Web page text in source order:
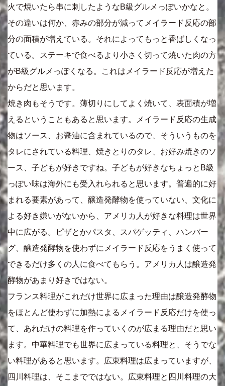
火で焼いたら串に刺したようなB級グルメっぽいかなと。
その違いは何か、赤みの部分が減ってメイラード反応の部
分の面積が増えている。それによってもっと香ばしくなっ
ている。ステーキで食べるより小さく切って焼いた肉の方
がB級グルメっぽくなる。これはメイラード反応が増えた
からだと思います。
焼き肉もそうです。薄切りにしてよく焼いて、表面積が増
えるということもあると思います。メイラード反応の生成
物はソース、お醤油に含まれているので、そういうものを
タレにされている料理、焼きとりのタレ、お好み焼きのソ
ース、子どもが好きですね。子どもが好きなちょっとB級
っぽい味は海外にも受入れられると思います。普遍的に好
まれる要素があって、醸造発酵物を使っていない、文化に
よる好き嫌いがないから、アメリカ人が好きな料理は世界
中に広がる。ピザとかパスタ、スパゲッティ、ハンバー
グ、醸造発酵物を使わずにメイラード反応をうまく使って
できるだけ多くの人に食べてもらう。アメリカ人は醸造発
酵物があまり好きではない。
フランス料理がこれだけ世界に広まった理由は醸造発酵物
をほとんど使わずに加熱によるメイラード反応だけを使っ
て、あれだけの料理を作っていくのが広まる理由だと思い
ます。中華料理でも世界に広まっている料理と、そうでな
い料理があると思います。広東料理は広まっていますが、
四川料理は、そこまでではない。広東料理と四川料理の大